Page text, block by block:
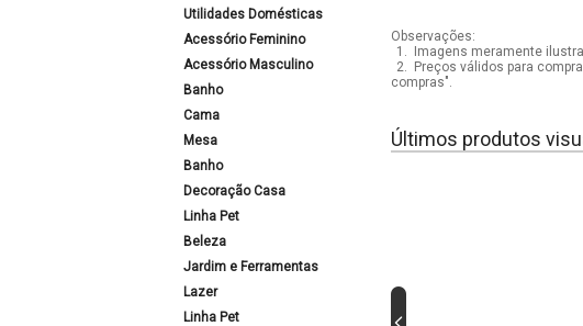
Utilidades Domésticas
Acessório Feminino
Acessório Masculino
Banho
Cama
Mesa
Banho
Decoração Casa
Linha Pet
Beleza
Jardim e Ferramentas
Lazer
Linha Pet
Observações:
1.
Imagens meramente
2.
Preços válidos para
compras".
Últimos produtos